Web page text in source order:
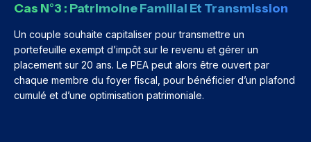
Cas N°3 : Patrimoine Familial Et Transmission
Un couple souhaite capitaliser pour transmettre un
portefeuille exempt d’impôt sur le revenu et gérer un
placement sur 20 ans. Le PEA peut alors être ouvert par
chaque membre du foyer fiscal, pour bénéficier d’un plafond
cumulé et d’une optimisation patrimoniale.